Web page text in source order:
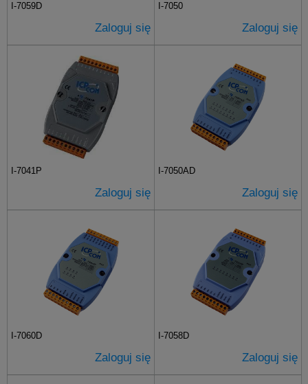
I-7059D
Zaloguj się
I-7050
Zaloguj się
I-7041P
Zaloguj się
I-7050AD
Zaloguj się
I-7060D
Zaloguj się
I-7058D
Zaloguj się